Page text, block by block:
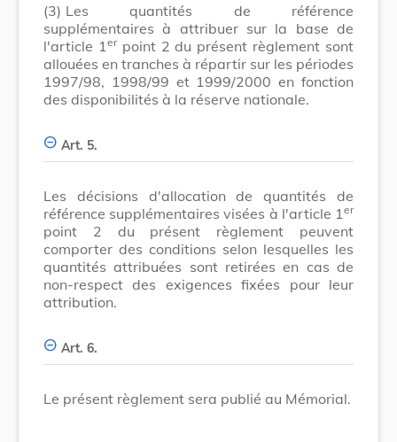
(3) Les quantités de référence
supplémentaires à attribuer sur la base de
l'article 1 erpoint 2 du présent règlement sont
allouées en tranches à répartir sur les périodes
1997/98, 1998/99 et 1999/2000 en fonction
des disponibilités à la réserve nationale.
Art. 5.
Les décisions d'allocation de quantités de
référence supplémentaires visées à l'article 1 er
point 2 du présent règlement peuvent
comporter des conditions selon lesquelles les
quantités attribuées sont retirées en cas de
non-respect des exigences fixées pour leur
attribution.
Art. 6.
Le présent règlement sera publié au Mémorial.